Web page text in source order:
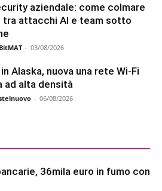
aziendale: come colmare
tra attacchi AI e team sotto
- 03/08/2026
Alaska, nuova una rete Wi-Fi
ad alta densità
- 06/08/2026
36mila euro in fumo con